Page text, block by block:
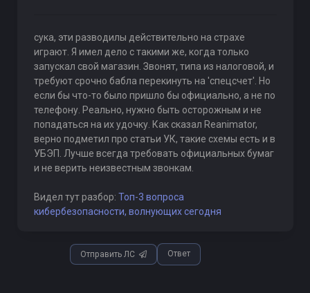
сука, эти разводилы действительно на страхе
играют. Я имел дело с такими же, когда только
запускал свой магазин. Звонят, типа из налоговой, и
требуют срочно бабла перекинуть на 'спецсчет'. Но
если бы что-то было пришло бы официально, а не по
телефону. Реально, нужно быть осторожным и не
попадаться на их удочку. Как сказал Reanimator,
верно подметил про статьи УК, такие схемы есть и в
УБЭП. Лучше всегда требовать официальных бумаг
и не верить неизвестным звонкам.
Видел тут разбор: Топ-3 вопроса
кибербезопасности, волнующих сегодня
Отправить ЛС Ответ